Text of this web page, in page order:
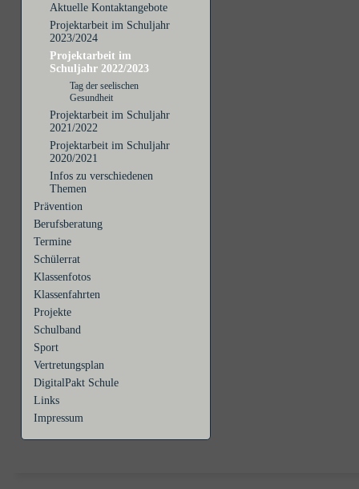
Aktuelle Kontaktangebote
Projektarbeit im Schuljahr
2023/2024
Projektarbeit im
Schuljahr 2022/2023
Tag der seelischen
Gesundheit
Projektarbeit im Schuljahr
2021/2022
Projektarbeit im Schuljahr
2020/2021
Infos zu verschiedenen
Themen
Prävention
Berufsberatung
Termine
Schülerrat
Klassenfotos
Klassenfahrten
Projekte
Schulband
Sport
Vertretungsplan
DigitalPakt Schule
Links
Impressum